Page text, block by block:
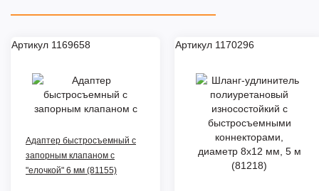
Артикул 1169658
Адаптер быстросъемный с
запорным клапаном с
"елочкой" 6 мм (81155)
Артикул 1170296